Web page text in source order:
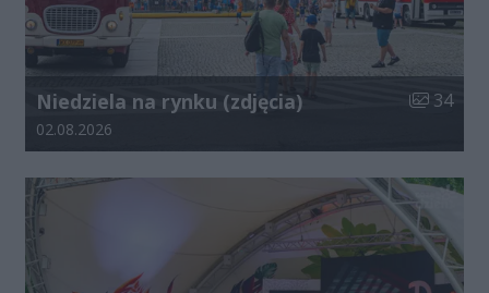
Niedziela na rynku (zdjęcia) Liczba
34
Data dodania galerii:
02.08.2026